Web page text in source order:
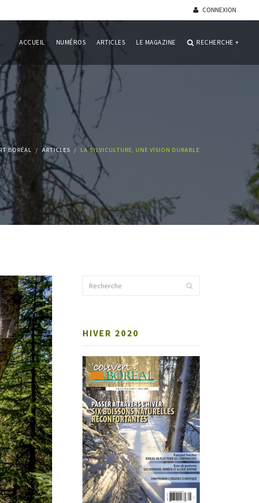
CONNEXION
RECHERCHE +
ACCUEIL NUMÉROS ARTICLES LE MAGAZINE
BORÉAL ARTICLES LA SYLVICULTURE, UNE VISION DURABLE
HIVER 2020